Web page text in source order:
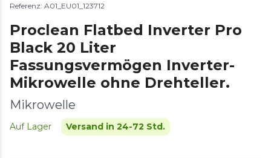
Referenz: A01_EU01_123712
Proclean Flatbed Inverter Pro
Black 20 Liter
Fassungsvermögen Inverter-
Mikrowelle ohne Drehteller.
Mikrowelle
Auf Lager Versand in 24-72 Std.